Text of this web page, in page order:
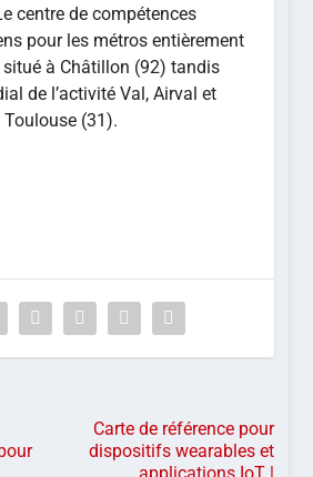
centre de compétences
pour les métros entièrement
à Châtillon (92) tandis
de l’activité Val, Airval et
(31).
Carte de référence pour
dispositifs wearables et